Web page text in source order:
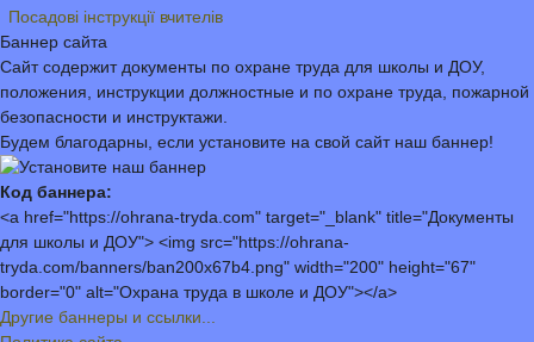
Посадові інструкції вчителів
Баннер сайта
Сайт содержит документы по охране труда для школы и ДОУ,
положения, инструкции должностные и по охране труда, пожарной
безопасности и инструктажи.
Будем благодарны, если установите на свой сайт наш баннер!
Код баннера:
<a href="https://ohrana-tryda.com" target="_blank" title="Документы
для школы и ДОУ"> <img src="https://ohrana-
tryda.com/banners/ban200x67b4.png" width="200" height="67"
border="0" alt="Охрана труда в школе и ДОУ"></a>
Другие баннеры и ссылки...